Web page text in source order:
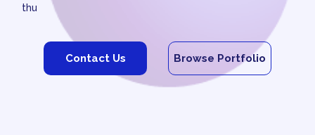
thu
Contact Us Browse Portfolio